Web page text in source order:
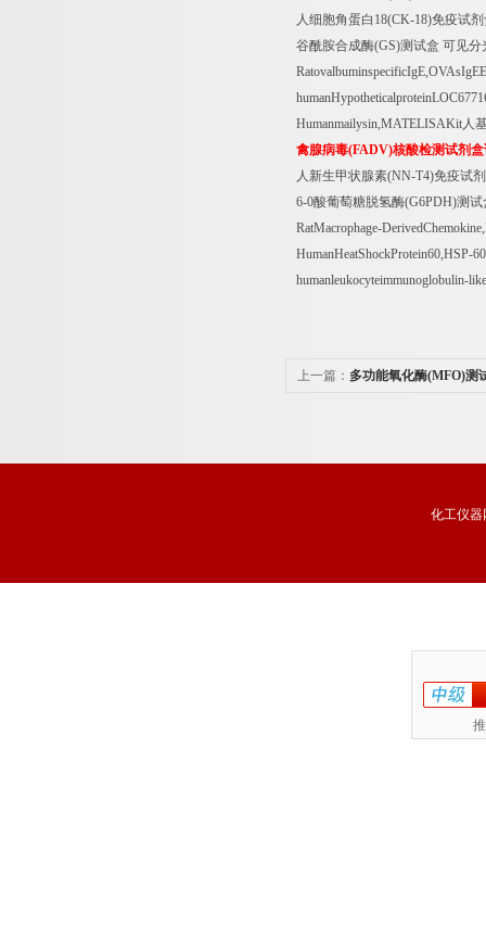
人细胞角蛋白 18(CK-18)免疫试
谷酰胺合成酶(GS)测试盒 可见分
Humanmailysin,MATELISAKit人
禽腺病毒(FADV)核酸检测试剂
人新生甲状腺素(NN-T4)免疫试
6-0酸葡萄糖脱氢酶(G6PDH)测试
RatMacrophage-
HumanHeatShockProtein60,HSP-
humanleukocyteimmunoglobulin-
上一篇： 多功能氧化酶(MFO)测
化工仪器